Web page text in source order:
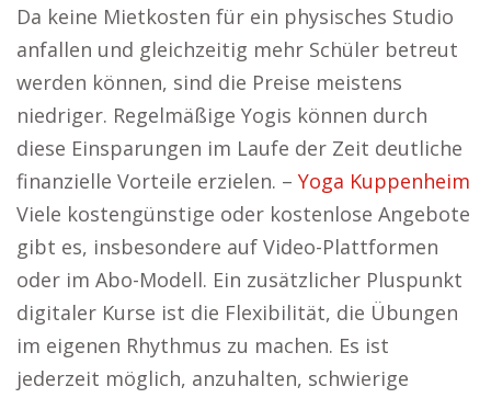
Da keine Mietkosten für ein physisches Studio
anfallen und gleichzeitig mehr Schüler betreut
werden können, sind die Preise meistens
niedriger. Regelmäßige Yogis können durch
diese Einsparungen im Laufe der Zeit deutliche
finanzielle Vorteile erzielen. – Yoga Kuppenheim
Viele kostengünstige oder kostenlose Angebote
gibt es, insbesondere auf Video-Plattformen
oder im Abo-Modell. Ein zusätzlicher Pluspunkt
digitaler Kurse ist die Flexibilität, die Übungen
im eigenen Rhythmus zu machen. Es ist
jederzeit möglich, anzuhalten, schwierige